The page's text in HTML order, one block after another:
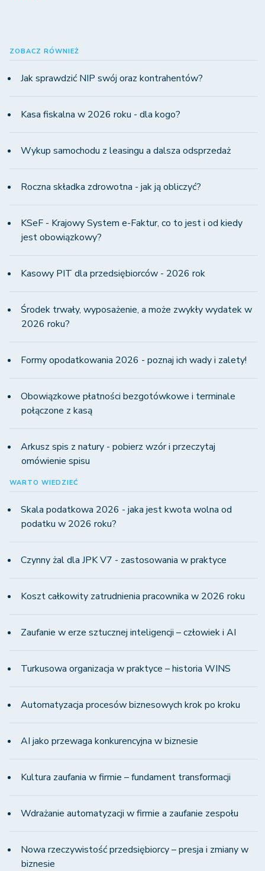
ZOBACZ RÓWNIEŻ
Jak sprawdzić NIP swój oraz kontrahentów?
Kasa fiskalna w 2026 roku - dla kogo?
Wykup samochodu z leasingu a dalsza odsprzedaż
Roczna składka zdrowotna - jak ją obliczyć?
KSeF - Krajowy System e-Faktur, co to jest i od kiedy
jest obowiązkowy?
Kasowy PIT dla przedsiębiorców - 2026 rok
Środek trwały, wyposażenie, a może zwykły wydatek w
2026 roku?
Formy opodatkowania 2026 - poznaj ich wady i zalety!
Obowiązkowe płatności bezgotówkowe i terminale
połączone z kasą
Arkusz spis z natury - pobierz wzór i przeczytaj
omówienie spisu
WARTO WIEDZIEĆ
Skala podatkowa 2026 - jaka jest kwota wolna od
podatku w 2026 roku?
Czynny żal dla JPK V7 - zastosowania w praktyce
Koszt całkowity zatrudnienia pracownika w 2026 roku
Zaufanie w erze sztucznej inteligencji – człowiek i AI
Turkusowa organizacja w praktyce – historia WINS
Automatyzacja procesów biznesowych krok po kroku
AI jako przewaga konkurencyjna w biznesie
Kultura zaufania w firmie – fundament transformacji
Wdrażanie automatyzacji w firmie a zaufanie zespołu
Nowa rzeczywistość przedsiębiorcy – presja i zmiany w
biznesie